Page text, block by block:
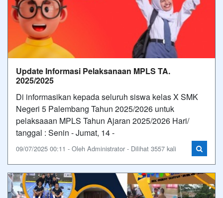
Update Informasi Pelaksanaan MPLS TA.
2025/2025
Di informasikan kepada seluruh siswa kelas X SMK
Negeri 5 Palembang Tahun 2025/2026 untuk
pelaksaaan MPLS Tahun Ajaran 2025/2026 Hari/
tanggal : Senin - Jumat, 14 -
09/07/2025 00:11 - Oleh Administrator - Dilihat 3557 kali